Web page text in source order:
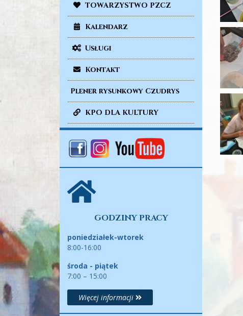
TOWARZYSTWO PZCZ
Kalendarz
Usługi
Kontakt
Plener rysunkowy Czudrys
KPO DLA KULTURY
GODZINY PRACY
poniedziałek-wtorek
8:00-16:00
środa - piątek
7:00 – 15:00
Więcej informacji